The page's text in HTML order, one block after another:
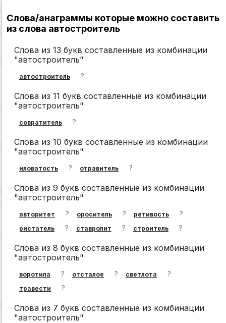
Слова/анаграммы которые можно составить
из слова автостроитель
Слова из 13 букв составленные из комбинации
"автостроитель"
автостроитель ?
Слова из 11 букв составленные из комбинации
"автостроитель"
совратитель ?
Слова из 10 букв составленные из комбинации
"автостроитель"
иловатость ? отравитель ?
Слова из 9 букв составленные из комбинации
"автостроитель"
авторитет ? ороситель ? ретивость ?
ристатель ? ставролит ? строитель ?
Слова из 8 букв составленные из комбинации
"автостроитель"
воротила ? отсталое ? светлота ?
травести ?
Слова из 7 букв составленные из комбинации
"автостроитель"